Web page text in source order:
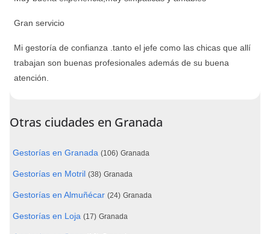
Gran servicio
Mi gestoría de confianza .tanto el jefe como las chicas que allí
trabajan son buenas profesionales además de su buena
atención.
Otras ciudades en Granada
Gestorías en Granada (106) Granada
Gestorías en Motril (38) Granada
Gestorías en Almuñécar (24) Granada
Gestorías en Loja (17) Granada